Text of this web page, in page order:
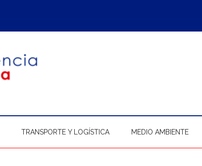
TRANSPORTE Y LOGÍSTICA MEDIO AMBIENTE